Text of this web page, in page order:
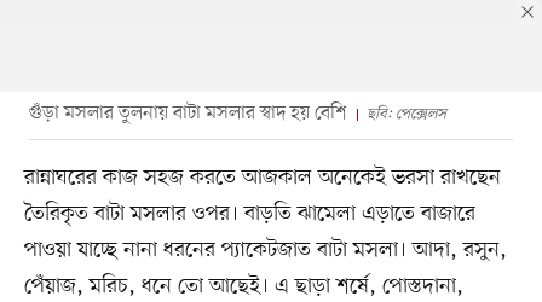
গুঁড়া মসলার তুলনায় বাটা মসলার স্বাদ হয় বেশি ছবি: পেক্সেলস
রান্নাঘরের কাজ সহজ করতে আজকাল অনেকেই ভরসা রাখছেন
তৈরিকৃত বাটা মসলার ওপর। বাড়তি ঝামেলা এড়াতে বাজারে
পাওয়া যাচ্ছে নানা ধরনের প্যাকেটজাত বাটা মসলা। আদা, রসুন,
পেঁয়াজ, মরিচ, ধনে তো আছেই। এ ছাড়া শর্ষে, পোস্তদানা,